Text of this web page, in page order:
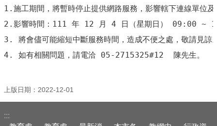
處
各
單
位
最
息
1.施工期間，將暫時停止提供網路服務，影響轄下連線單
2.影響時間：111 年 12 月 4 日（星期日） 09:00 ~
3. 將會儘可能縮短中斷服務時間，造成不便之處，敬請見諒
4. 如有相關問題，請電洽 05-2715325#12  陳先生。
上版日期：2022-12-01
:::